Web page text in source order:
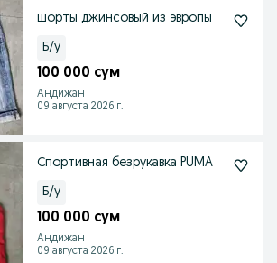
шорты джинсовый из эвропы
Б/у
100 000 сум
Андижан
09 августа 2026 г.
Спортивная безрукавка PUMA
Б/у
100 000 сум
Андижан
09 августа 2026 г.